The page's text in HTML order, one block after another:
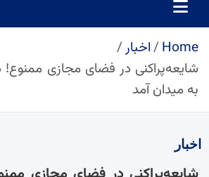
Home
اخبار
شایعه‌پراکنی در فضای مجازی ممنوع!
به میدان آمد
اخبار